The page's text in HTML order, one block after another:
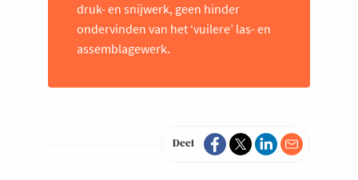
druk- en snijwerk, geen hinder
ondervinden van het ‘vuilere’ las- en
assemblagewerk.
Deel